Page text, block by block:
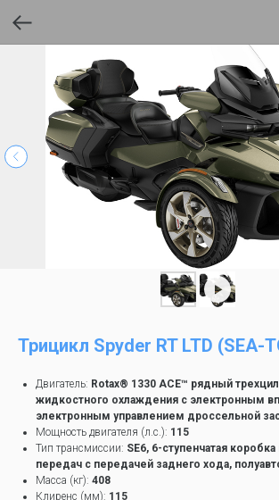
Трицикл Spyder RT LTD (SEA-
Двигатель: Rotax® 1330 ACE™ рядный
жидкостного охлаждения с электронным
электронным управлением дроссельной
Мощность двигателя (л.с.): 115
Тип трансмиссии: SE6, 6-ступенчатая
передач с передачей заднего хода,
Масса (кг): 408
Клиренс (мм): 115